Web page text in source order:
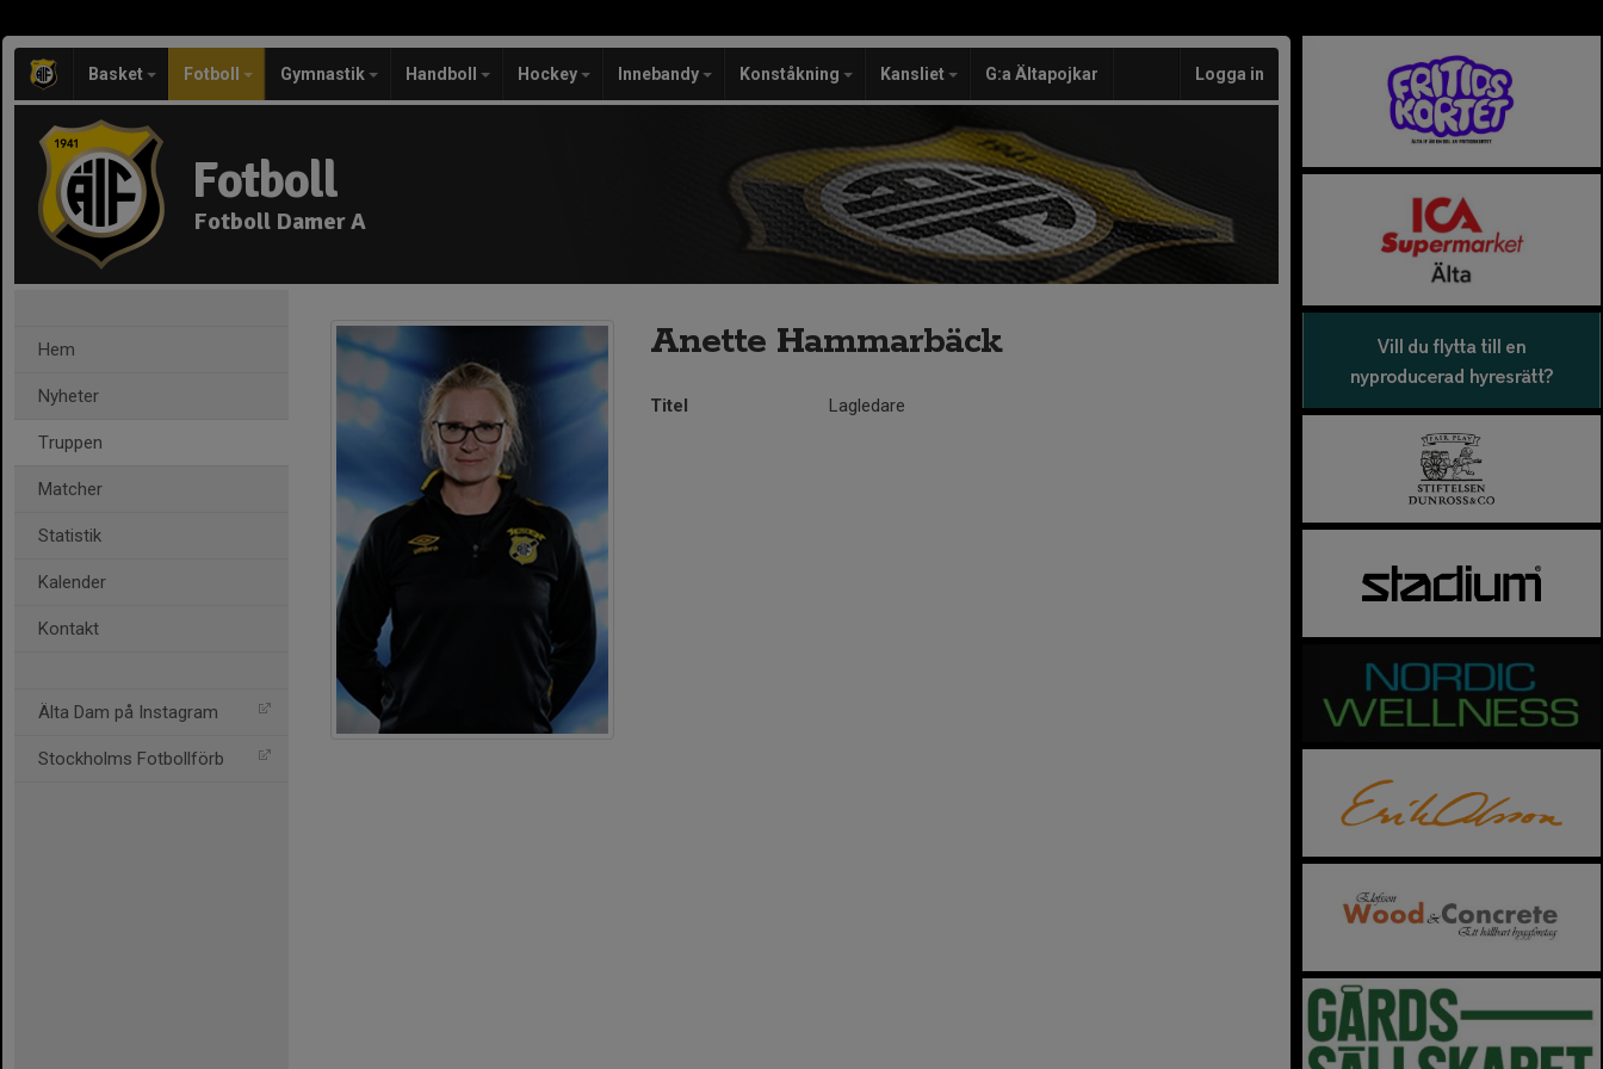
Basket Fotboll Gymnastik Handboll Hockey Innebandy Konståkning Kansliet G:a Ältapojkar Logga in
Fotboll
Fotboll Damer A
Hem
Nyheter
Truppen
Matcher
Statistik
Kalender
Kontakt
Älta Dam på Instagram
Stockholms Fotbollförb
Anette Hammarbäck
Titel Lagledare